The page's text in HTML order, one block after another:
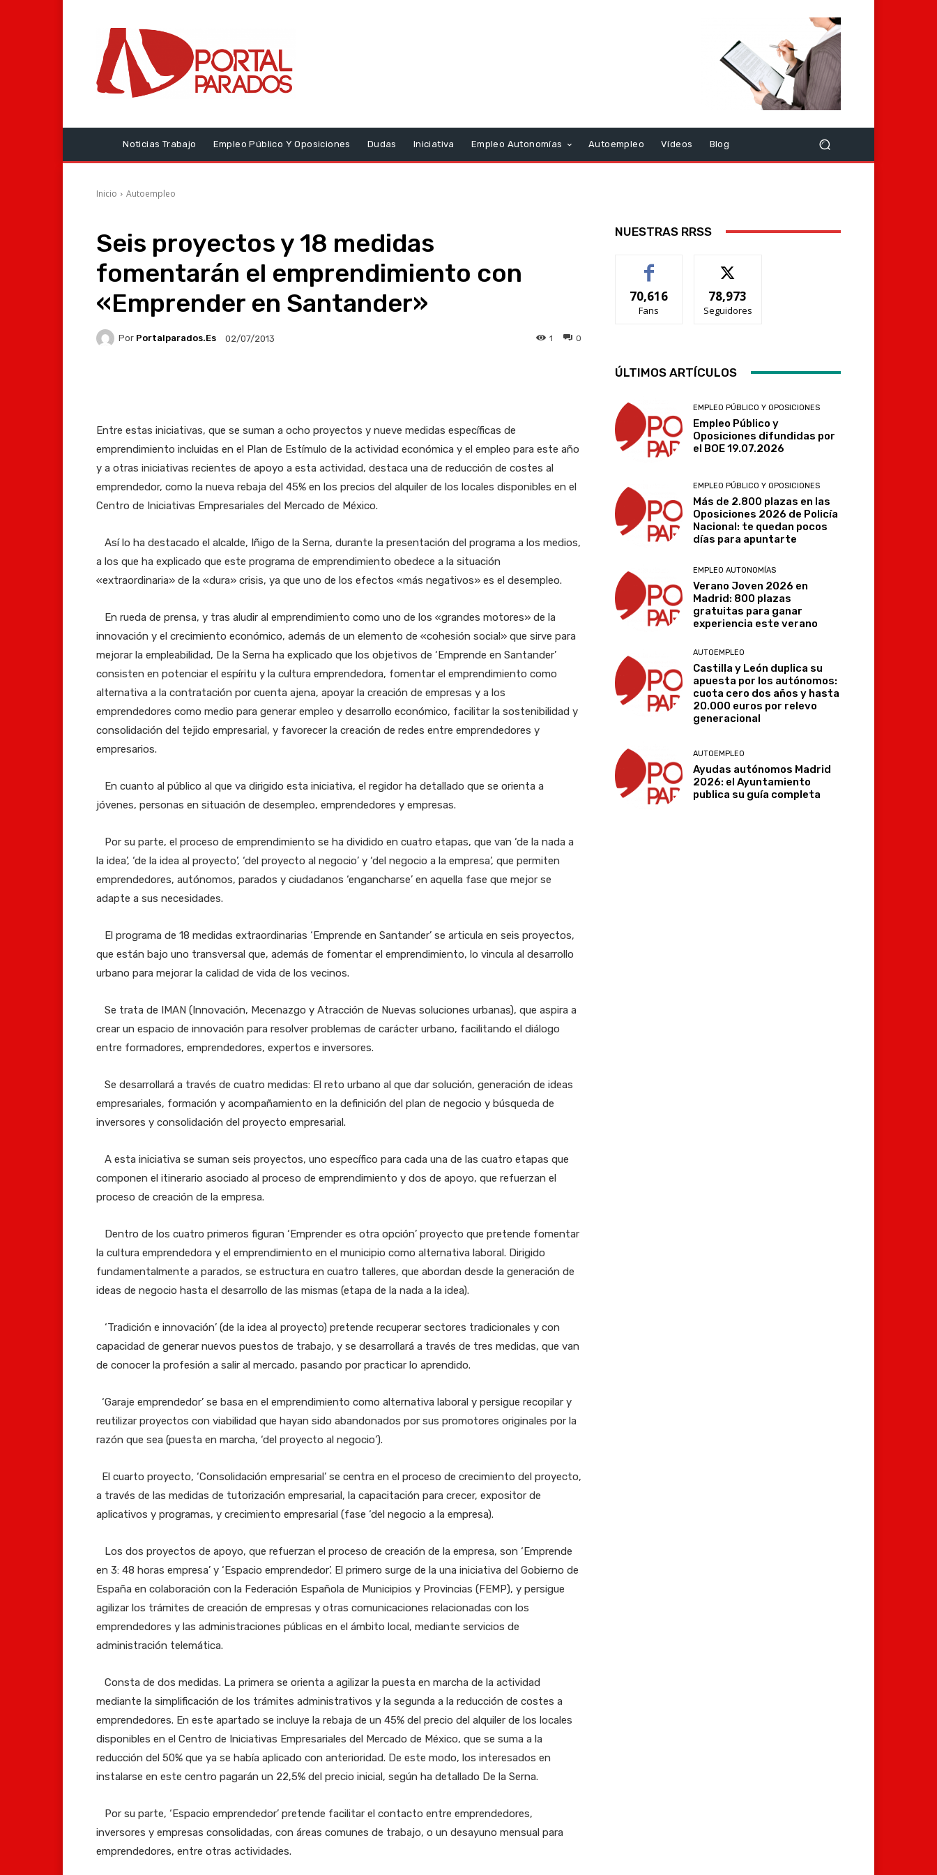
Noticias Trabajo Empleo Público Y Oposiciones Dudas Iniciativa Empleo Autonomías Autoempleo Vídeos Blog
Inicio Autoempleo
Seis proyectos y 18 medidas
fomentarán el emprendimiento con
«Emprender en Santander»
Por Portalparados.es 02/07/2013 0
1
Entre estas iniciativas, que se suman a ocho proyectos y nueve medidas específicas de
emprendimiento incluidas en el Plan de Estímulo de la actividad económica y el empleo para este año
y a otras iniciativas recientes de apoyo a esta actividad, destaca una de reducción de costes al
emprendedor, como la nueva rebaja del 45% en los precios del alquiler de los locales disponibles en el
Centro de Iniciativas Empresariales del Mercado de México.
Así lo ha destacado el alcalde, Iñigo de la Serna, durante la presentación del programa a los medios,
a los que ha explicado que este programa de emprendimiento obedece a la situación
«extraordinaria» de la «dura» crisis, ya que uno de los efectos «más negativos» es el desempleo.
En rueda de prensa, y tras aludir al emprendimiento como uno de los «grandes motores» de la
innovación y el crecimiento económico, además de un elemento de «cohesión social» que sirve para
mejorar la empleabilidad, De la Serna ha explicado que los objetivos de ‘Emprende en Santander’
consisten en potenciar el espíritu y la cultura emprendedora, fomentar el emprendimiento como
alternativa a la contratación por cuenta ajena, apoyar la creación de empresas y a los
emprendedores como medio para generar empleo y desarrollo económico, facilitar la sostenibilidad y
consolidación del tejido empresarial, y favorecer la creación de redes entre emprendedores y
empresarios.
En cuanto al público al que va dirigido esta iniciativa, el regidor ha detallado que se orienta a
jóvenes, personas en situación de desempleo, emprendedores y empresas.
Por su parte, el proceso de emprendimiento se ha dividido en cuatro etapas, que van ‘de la nada a
la idea’, ‘de la idea al proyecto’, ‘del proyecto al negocio’ y ‘del negocio a la empresa’, que permiten
emprendedores, autónomos, parados y ciudadanos ‘engancharse’ en aquella fase que mejor se
adapte a sus necesidades.
El programa de 18 medidas extraordinarias ‘Emprende en Santander’ se articula en seis proyectos,
que están bajo uno transversal que, además de fomentar el emprendimiento, lo vincula al desarrollo
urbano para mejorar la calidad de vida de los vecinos.
Se trata de IMAN (Innovación, Mecenazgo y Atracción de Nuevas soluciones urbanas), que aspira a
crear un espacio de innovación para resolver problemas de carácter urbano, facilitando el diálogo
entre formadores, emprendedores, expertos e inversores.
Se desarrollará a través de cuatro medidas: El reto urbano al que dar solución, generación de ideas
empresariales, formación y acompañamiento en la definición del plan de negocio y búsqueda de
inversores y consolidación del proyecto empresarial.
A esta iniciativa se suman seis proyectos, uno específico para cada una de las cuatro etapas que
componen el itinerario asociado al proceso de emprendimiento y dos de apoyo, que refuerzan el
proceso de creación de la empresa.
Dentro de los cuatro primeros figuran ‘Emprender es otra opción’ proyecto que pretende fomentar
la cultura emprendedora y el emprendimiento en el municipio como alternativa laboral. Dirigido
fundamentalmente a parados, se estructura en cuatro talleres, que abordan desde la generación de
ideas de negocio hasta el desarrollo de las mismas (etapa de la nada a la idea).
‘Tradición e innovación’ (de la idea al proyecto) pretende recuperar sectores tradicionales y con
capacidad de generar nuevos puestos de trabajo, y se desarrollará a través de tres medidas, que van
de conocer la profesión a salir al mercado, pasando por practicar lo aprendido.
‘Garaje emprendedor’ se basa en el emprendimiento como alternativa laboral y persigue recopilar y
reutilizar proyectos con viabilidad que hayan sido abandonados por sus promotores originales por la
razón que sea (puesta en marcha, ‘del proyecto al negocio’).
El cuarto proyecto, ‘Consolidación empresarial’ se centra en el proceso de crecimiento del proyecto,
a través de las medidas de tutorización empresarial, la capacitación para crecer, expositor de
aplicativos y programas, y crecimiento empresarial (fase ‘del negocio a la empresa).
Los dos proyectos de apoyo, que refuerzan el proceso de creación de la empresa, son ‘Emprende
en 3: 48 horas empresa’ y ‘Espacio emprendedor’. El primero surge de la una iniciativa del Gobierno de
España en colaboración con la Federación Española de Municipios y Provincias (FEMP), y persigue
agilizar los trámites de creación de empresas y otras comunicaciones relacionadas con los
emprendedores y las administraciones públicas en el ámbito local, mediante servicios de
administración telemática.
Consta de dos medidas. La primera se orienta a agilizar la puesta en marcha de la actividad
mediante la simplificación de los trámites administrativos y la segunda a la reducción de costes a
emprendedores. En este apartado se incluye la rebaja de un 45% del precio del alquiler de los locales
disponibles en el Centro de Iniciativas Empresariales del Mercado de México, que se suma a la
reducción del 50% que ya se había aplicado con anterioridad. De este modo, los interesados en
instalarse en este centro pagarán un 22,5% del precio inicial, según ha detallado De la Serna.
Por su parte, ‘Espacio emprendedor’ pretende facilitar el contacto entre emprendedores,
inversores y empresas consolidadas, con áreas comunes de trabajo, o un desayuno mensual para
emprendedores, entre otras actividades.
NUESTRAS RRSS
70,616
Fans
78,973
Seguidores
ÚLTIMOS ARTÍCULOS
EMPLEO PÚBLICO Y OPOSICIONES
Empleo Público y
Oposiciones difundidas por
el BOE 19.07.2026
EMPLEO PÚBLICO Y OPOSICIONES
Más de 2.800 plazas en las
Oposiciones 2026 de Policía
Nacional: te quedan pocos
días para apuntarte
EMPLEO AUTONOMÍAS
Verano Joven 2026 en
Madrid: 800 plazas
gratuitas para ganar
experiencia este verano
AUTOEMPLEO
Castilla y León duplica su
apuesta por los autónomos:
cuota cero dos años y hasta
20.000 euros por relevo
generacional
AUTOEMPLEO
Ayudas autónomos Madrid
2026: el Ayuntamiento
publica su guía completa